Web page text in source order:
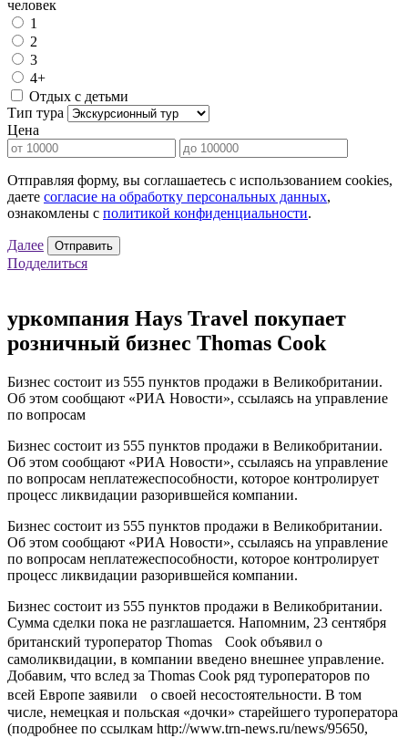
человек
1
2
3
4+
Отдых с детьми
Тип тура
Цена
Отправляя форму, вы соглашаетесь с использованием cookies,
даете согласие на обработку персональных данных,
ознакомлены с политикой конфиденциальности.
Далее Отправить
Подделиться
уркомпания Hays Travel покупает
розничный бизнес Thomas Cook
Бизнес состоит из 555 пунктов продажи в Великобритании.
Об этом сообщают «РИА Новости», ссылаясь на управление
по вопросам
Бизнес состоит из 555 пунктов продажи в Великобритании.
Об этом сообщают «РИА Новости», ссылаясь на управление
по вопросам неплатежеспособности, которое контролирует
процесс ликвидации разорившейся компании.
Бизнес состоит из 555 пунктов продажи в Великобритании.
Об этом сообщают «РИА Новости», ссылаясь на управление
по вопросам неплатежеспособности, которое контролирует
процесс ликвидации разорившейся компании.
Бизнес состоит из 555 пунктов продажи в Великобритании.
Сумма сделки пока не разглашается. Напомним, 23 сентября
британский туроператор Thomas Cook объявил о
самоликвидации, в компании введено внешнее управление.
Добавим, что вслед за Thomas Cook ряд туроператоров по
всей Европе заявили о своей несостоятельности. В том
числе, немецкая и польская «дочки» старейшего туроператора
(подробнее по ссылкам http://www.trn-news.ru/news/95650,